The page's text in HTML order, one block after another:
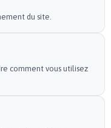
du site.
comment vous utilisez